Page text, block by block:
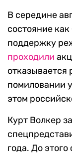
В середине
состояние
поддержку
проходили
отказывается
помиловании
этом
Курт Волкер
года. До